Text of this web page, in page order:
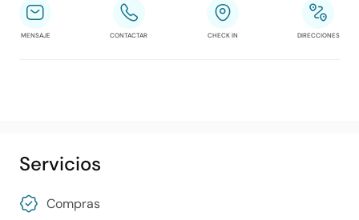
MENSAJE CONTACTAR CHECK IN DIRECCIONES
Servicios
Compras